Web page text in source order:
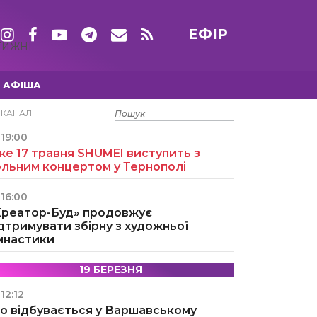
ЕФІР
АФІША
15 ТРАВНЯ
19:00
17 травня SHUMEI виступить з
концертом у Тернополі
16:00
Буд» продовжує
збірну з художньої
19 БЕРЕЗНЯ
12:12
відбувається у Варшавському